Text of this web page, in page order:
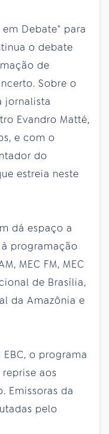
Debate" para
o debate
de
Sobre o
jornalista
Evandro Matté,
e com o
do
estreia neste
dá espaço a
programação
MEC FM, MEC
de Brasília,
da Amazônia e
o programa
aos
Emissoras da
pelo